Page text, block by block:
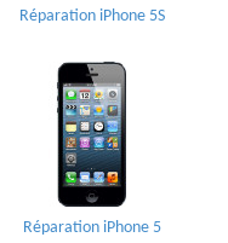
Réparation iPhone 5S
Réparation iPhone 5